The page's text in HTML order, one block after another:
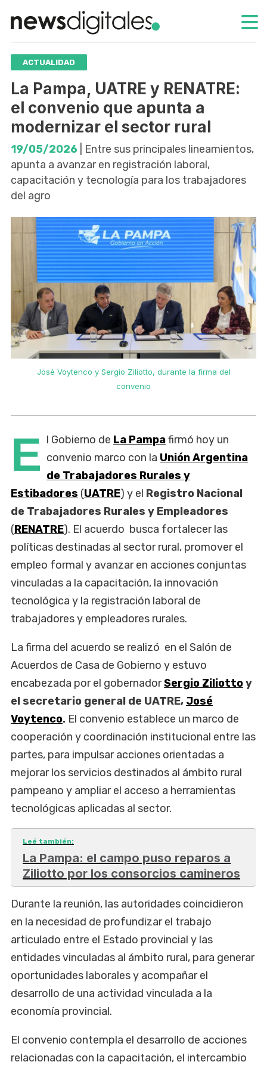
ACTUALIDAD
La Pampa, UATRE y RENATRE:
el convenio que apunta a
modernizar el sector rural
19/05/2026 | Entre sus principales lineamientos,
apunta a avanzar en registración laboral,
capacitación y tecnología para los trabajadores
del agro
José Voytenco y Sergio Ziliotto, durante la firma del
convenio
E l Gobierno de La Pampafirmó hoy un
convenio marco con la Unión Argentina
de Trabajadores Rurales y
Estibadores (UATRE) y el Registro Nacional
de Trabajadores Rurales y Empleadores
(RENATRE). El acuerdo busca fortalecer las
políticas destinadas al sector rural, promover el
empleo formal y avanzar en acciones conjuntas
vinculadas a la capacitación, la innovación
tecnológica y la registración laboral de
trabajadores y empleadores rurales.
La firma del acuerdo se realizó en el Salón de
Acuerdos de Casa de Gobierno y estuvo
encabezada por el gobernadorSergio Ziliottoy
el secretario general de UATRE, José
Voytenco. El convenio establece un marco de
cooperación y coordinación institucional entre las
partes, para impulsar acciones orientadas a
mejorar los servicios destinados al ámbito rural
pampeano y ampliar el acceso a herramientas
tecnológicas aplicadas al sector.
Leé también:
La Pampa: el campo puso reparos a
Ziliotto por los consorcios camineros
Durante la reunión, las autoridades coincidieron
en la necesidad de profundizar el trabajo
articulado entre el Estado provincial y las
entidades vinculadas al ámbito rural, para generar
oportunidades laborales y acompañar el
desarrollo de una actividad vinculada a la
economía provincial.
El convenio contempla el desarrollo de acciones
relacionadas con la capacitación, el intercambio